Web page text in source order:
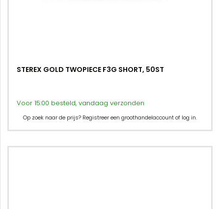
STEREX GOLD TWOPIECE F3G SHORT, 50ST
Voor 15:00 besteld, vandaag verzonden
Op zoek naar de prijs? Registreer een groothandelaccount of log in.